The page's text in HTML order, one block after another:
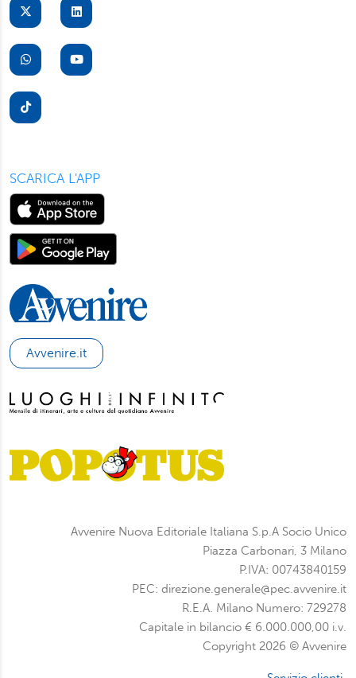
SCARICA L'APP
Avvenire.it
Avvenire Nuova Editoriale Italiana S.p.A Socio Unico
Piazza Carbonari, 3 Milano
P.IVA: 00743840159
PEC: direzione.generale@pec.avvenire.it
R.E.A. Milano Numero: 729278
Capitale in bilancio € 6.000.000,00 i.v.
Copyright 2026 © Avvenire